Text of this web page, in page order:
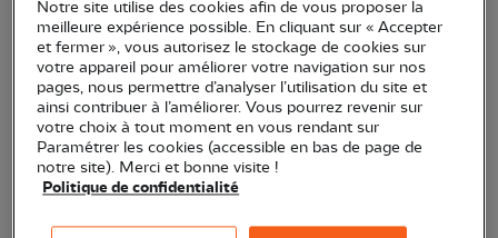
Notre site utilise des cookies afin de vous proposer la
meilleure expérience possible. En cliquant sur « Accepter
et fermer », vous autorisez le stockage de cookies sur
votre appareil pour améliorer votre navigation sur nos
pages, nous permettre d’analyser l’utilisation du site et
ainsi contribuer à l’améliorer. Vous pourrez revenir sur
votre choix à tout moment en vous rendant sur
Paramétrer les cookies (accessible en bas de page de
notre site). Merci et bonne visite !
Politique de confidentialité